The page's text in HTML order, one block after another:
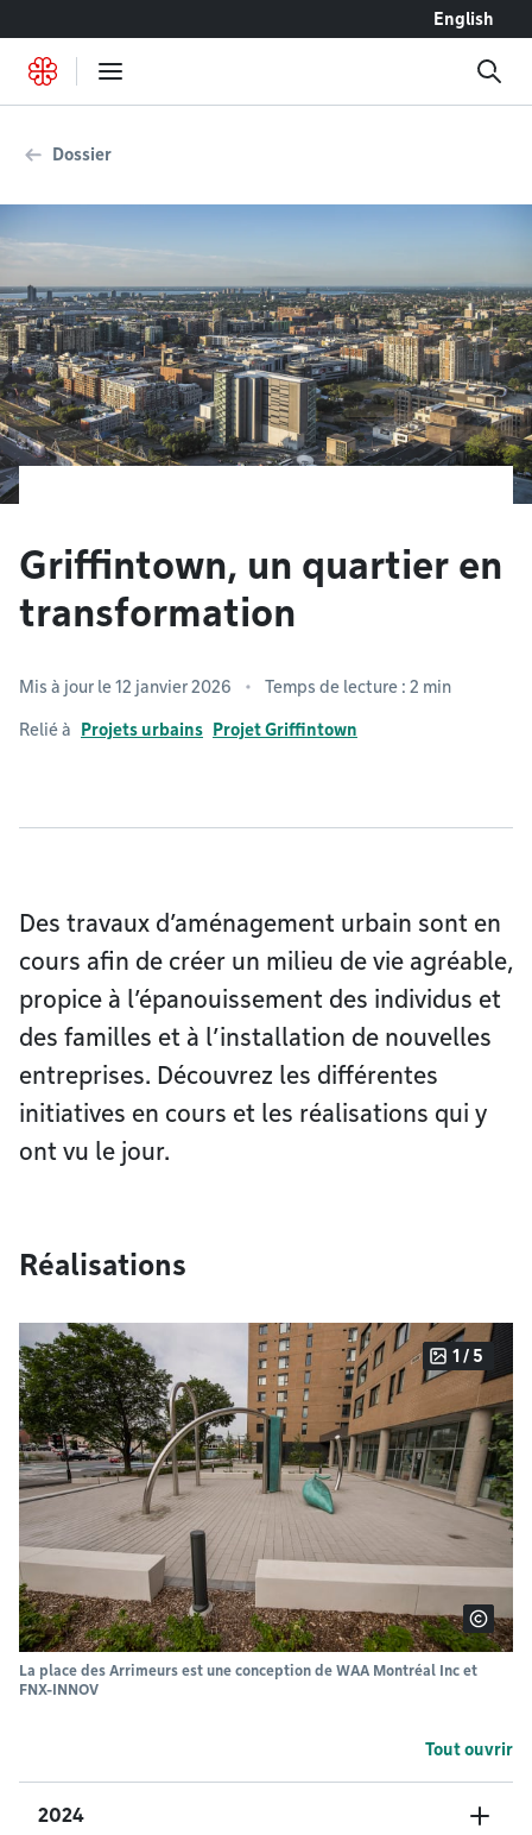
English
Dossier
Griffintown, un quartier en
transformation
Mis à jour le 12 janvier 2026 Temps de lecture : 2 min
Relié à Projets urbains Projet Griffintown
Des travaux d’aménagement urbain sont en
cours afin de créer un milieu de vie agréable,
propice à l’épanouissement des individus et
des familles et à l’installation de nouvelles
entreprises. Découvrez les différentes
initiatives en cours et les réalisations qui y
ont vu le jour.
Réalisations
1 / 5
La place des Arrimeurs est une conception de WAA Montréal Inc et
FNX-INNOV
Tout ouvrir
2024